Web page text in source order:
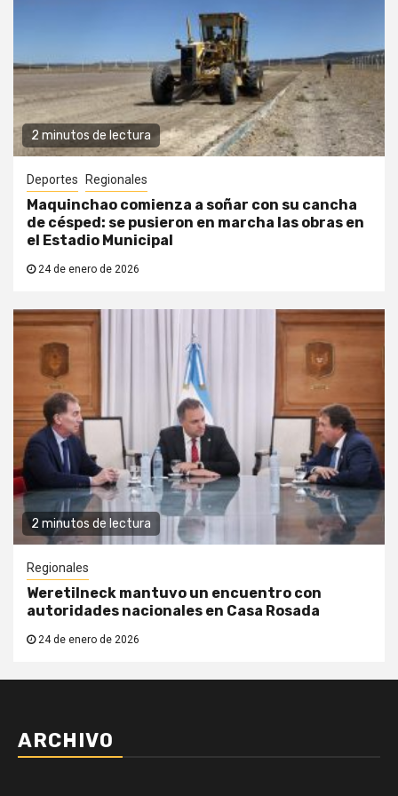
2 minutos de lectura
Deportes Regionales
Maquinchao comienza a soñar con su cancha
de césped: se pusieron en marcha las obras en
el Estadio Municipal
24 de enero de 2026
2 minutos de lectura
Regionales
Weretilneck mantuvo un encuentro con
autoridades nacionales en Casa Rosada
24 de enero de 2026
ARCHIVO